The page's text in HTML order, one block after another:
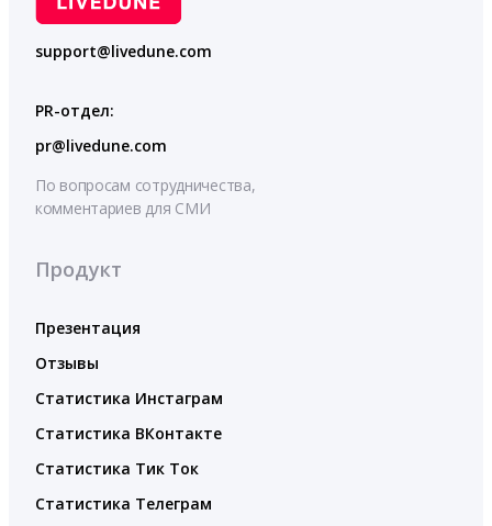
support@livedune.com
PR-отдел:
pr@livedune.com
По вопросам сотрудничества,
комментариев для СМИ
Продукт
Презентация
Отзывы
Статистика Инстаграм
Статистика ВКонтакте
Статистика Тик Ток
Статистика Телеграм